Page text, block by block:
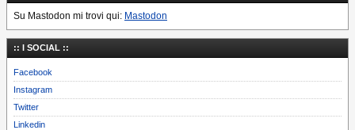
Su Mastodon mi trovi qui: Mastodon
:: I SOCIAL ::
Facebook
Instagram
Twitter
Linkedin